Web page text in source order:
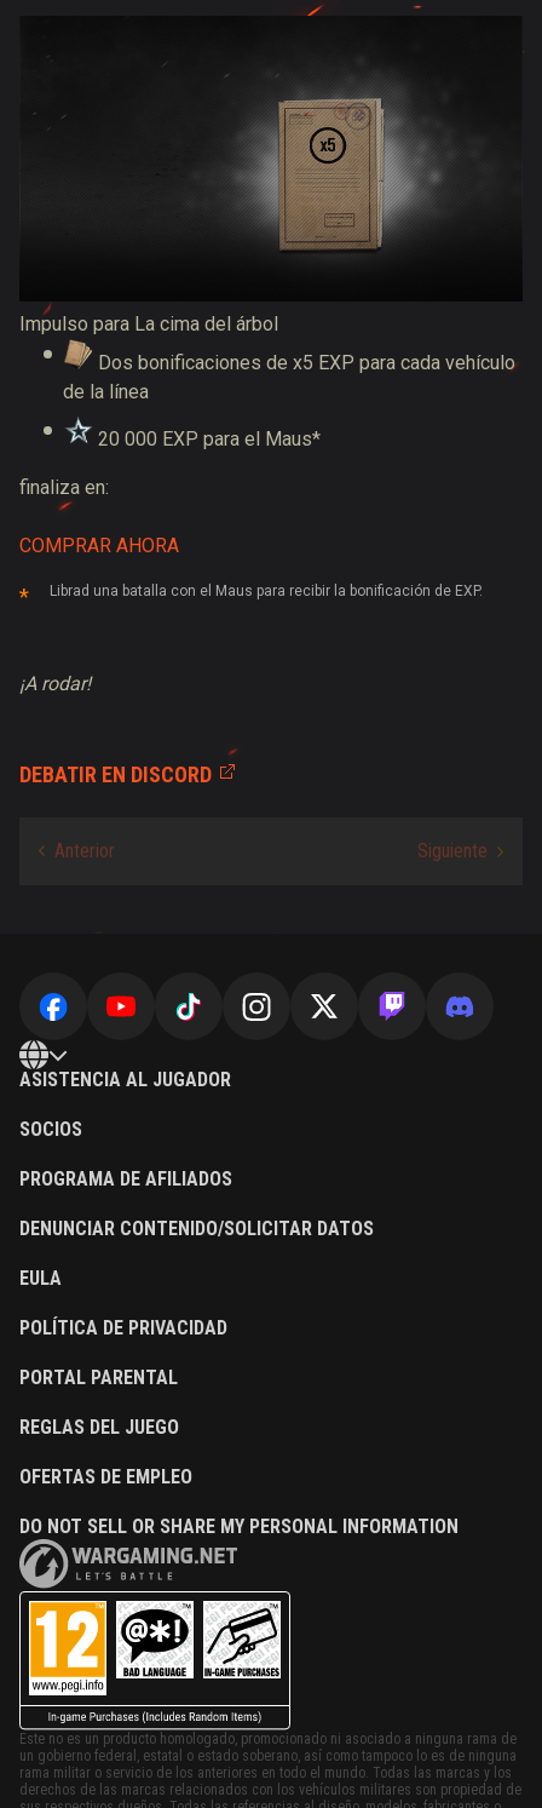
Impulso para La cima del árbol
Dos bonificaciones de x5 EXP para cada vehículo
de la línea
20 000 EXP para el Maus*
finaliza en:
COMPRAR AHORA
Librad una batalla con el Maus para recibir la bonificación de EXP.
¡A rodar!
DEBATIR EN DISCORD
ASISTENCIA AL JUGADOR
SOCIOS
PROGRAMA DE AFILIADOS
DENUNCIAR CONTENIDO/SOLICITAR DATOS
EULA
POLÍTICA DE PRIVACIDAD
PORTAL PARENTAL
REGLAS DEL JUEGO
OFERTAS DE EMPLEO
DO NOT SELL OR SHARE MY PERSONAL INFORMATION
Este no es un producto homologado, promocionado ni asociado a ninguna rama de
un gobierno federal, estatal o estado soberano, así como tampoco lo es de ninguna
rama militar o servicio de los anteriores en todo el mundo. Todas las marcas y los
derechos de las marcas relacionados con los vehículos militares son propiedad de